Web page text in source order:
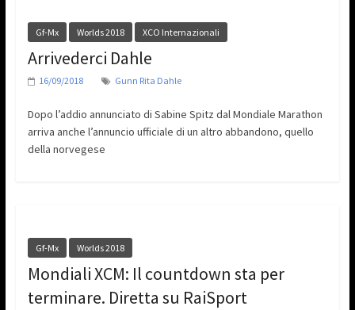
Gf-Mx Worlds 2018 XCO Internazionali
Arrivederci Dahle
16/09/2018 Gunn Rita Dahle
Dopo l’addio annunciato di Sabine Spitz dal Mondiale Marathon
arriva anche l’annuncio ufficiale di un altro abbandono, quello
della norvegese
Gf-Mx Worlds 2018
Mondiali XCM: Il countdown sta per
terminare. Diretta su RaiSport